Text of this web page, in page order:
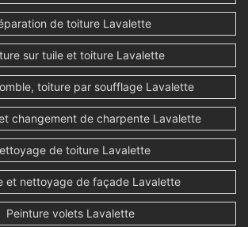
de toiture Lavalette
sur tuile et toiture Lavalette
toiture par soufflage Lavalette
changement de charpente Lavalette
de toiture Lavalette
et nettoyage de façade Lavalette
Peinture volets Lavalette